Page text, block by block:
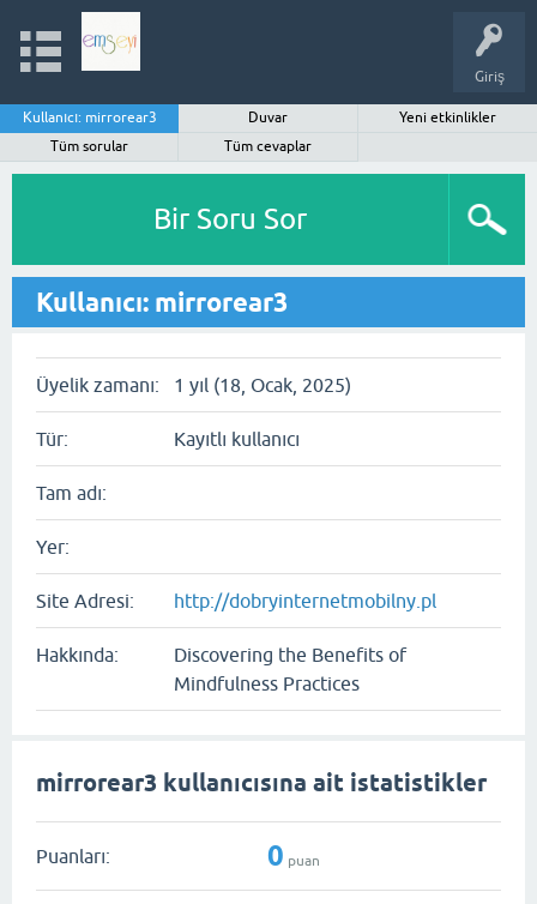
Giriş
Kullanıcı: mirrorear3 Duvar
Yeni etkinlikler
Tüm sorular
Tüm cevaplar
Bir Soru Sor
Kullanıcı: mirrorear3
Üyelik zamanı: 1 yıl (18, Ocak, 2025)
Tür: Kayıtlı kullanıcı
Tam adı:
Yer:
Site Adresi: http://dobryinternetmobilny.pl
Hakkında:
Discovering the Benefits of
Mindfulness Practices
mirrorear3 kullanıcısına ait istatistikler
Puanları: 0 puan